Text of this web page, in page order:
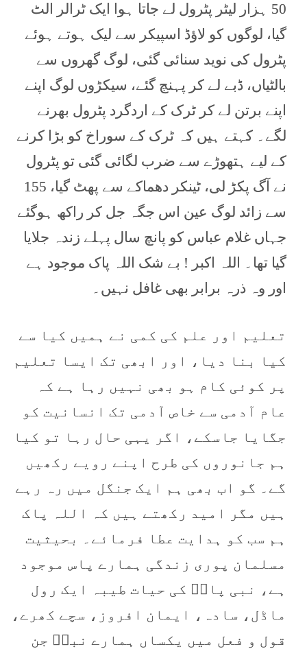
50 ہزار لیٹر پٹرول لے جاتا ہوا ایک ٹرالر الٹ
گیا، لوگوں کو لاؤڈ اسپیکر سے لیک ہوتے ہوئے
پٹرول کی نوید سنائی گئی، لوگ گھروں سے
بالٹیاں، ڈبے لے کر پہنچ گئے، سیکڑوں لوگ اپنے
اپنے برتن لے کر ٹرک کے اردگرد پٹرول بھرنے
لگے۔ کہتے ہیں کہ ٹرک کے سوراخ کو بڑا کرنے
کے لیے ہتھوڑے سے ضرب لگائی گئی تو پٹرول
نے آگ پکڑ لی، ٹینکر دھماکے سے پھٹ گیا، 155
سے زائد لوگ عین اس جگہ جل کر راکھ ہوگئے
جہاں غلام عباس کو پانچ سال پہلے زندہ جلایا
گیا تھا۔ اللہ اکبر ! بے شک اللہ پاک موجود ہے
اور وہ ذرہ برابر بھی غافل نہیں۔
تعلیم اور علم کی کمی نے ہمیں کیا سے
کیا بنا دیا، اور ابھی تک ایسا تعلیم
پر کوئی کام ہو بھی نہیں رہا ہے کہ
عام آدمی سے خاص آدمی تک انسانیت کو
جگایا جاسکے، اگر یہی حال رہا تو کیا
ہم جانوروں کی طرح اپنے رویے رکھیں
گے۔ گو اب بھی ہم ایک جنگل میں رہ رہے
ہیں مگر امید رکھتے ہیں کہ اللہ پاک
ہم سب کو ہدایت عطا فرمائے۔ بحیثیت
مسلمان پوری زندگی ہمارے پاس موجود
ہے، نبی پاکؐ کی حیات طیبہ ایک رول
ماڈل، سادہ، ایمان افروز، سچے کھرے،
قول و فعل میں یکساں ہمارے نبیؐ جن